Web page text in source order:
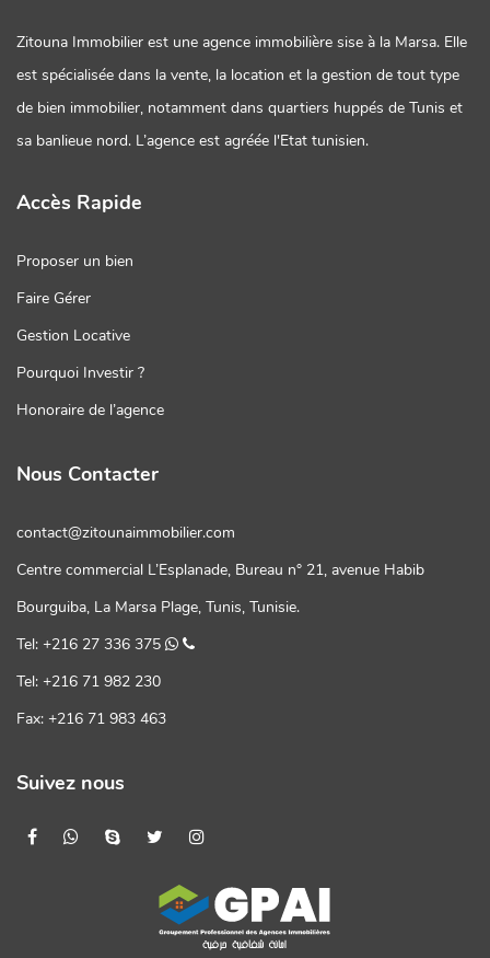
Zitouna Immobilier est une agence immobilière sise à la Marsa. Elle
est spécialisée dans la vente, la location et la gestion de tout type
de bien immobilier, notamment dans quartiers huppés de Tunis et
sa banlieue nord. L’agence est agréée l'Etat tunisien.
Accès Rapide
Proposer un bien
Faire Gérer
Gestion Locative
Pourquoi Investir ?
Honoraire de l’agence
Nous Contacter
contact@zitounaimmobilier.com
Centre commercial L’Esplanade, Bureau n° 21, avenue Habib
Bourguiba, La Marsa Plage, Tunis, Tunisie.
Tel: +216 27 336 375
Tel: +216 71 982 230
Fax: +216 71 983 463
Suivez nous